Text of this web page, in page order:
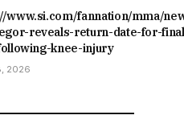
www.si.com/fannation/mma/
reveals-return-date-for-
knee-injury
2026